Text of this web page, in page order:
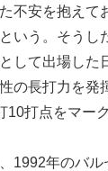
不安を抱えて
いう。そう
して出場した
の長打力を発
打点をマー
1992年のバ